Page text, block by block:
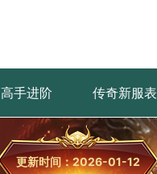
高手进阶 传奇新服表
更新时间：2026-01-12